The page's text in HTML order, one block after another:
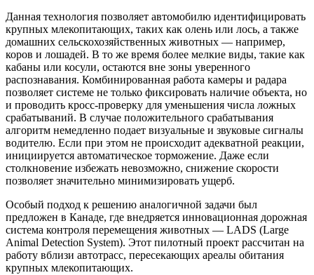
Данная технология позволяет автомобилю идентифицировать
крупных млекопитающих, таких как олень или лось, а также
домашних сельскохозяйственных животных — например,
коров и лошадей. В то же время более мелкие виды, такие как
кабаны или косули, остаются вне зоны уверенного
распознавания. Комбинированная работа камеры и радара
позволяет системе не только фиксировать наличие объекта, но
и проводить кросс-проверку для уменьшения числа ложных
срабатываний. В случае положительного срабатывания
алгоритм немедленно подает визуальные и звуковые сигналы
водителю. Если при этом не происходит адекватной реакции,
инициируется автоматическое торможение. Даже если
столкновение избежать невозможно, снижение скорости
позволяет значительно минимизировать ущерб.
Особый подход к решению аналогичной задачи был
предложен в Канаде, где внедряется инновационная дорожная
система контроля перемещения животных — LADS (Large
Animal Detection System). Этот пилотный проект рассчитан на
работу вблизи автотрасс, пересекающих ареалы обитания
крупных млекопитающих.